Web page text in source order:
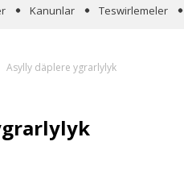
Kanunlar Teswirlemeler
Asylly däplere ygrarlylyk